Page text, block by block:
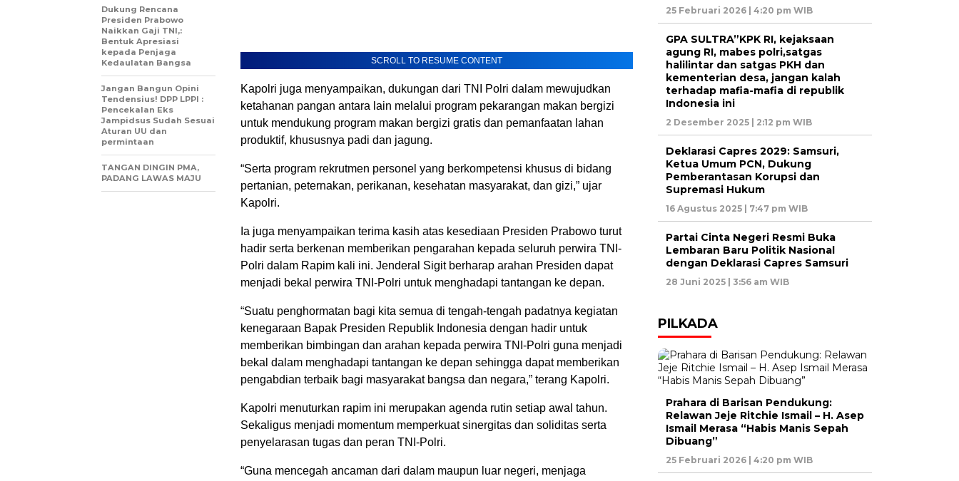
SCROLL TO RESUME CONTENT
Kapolri juga menyampaikan, dukungan dari TNI Polri dalam mewujudkan
ketahanan pangan antara lain melalui program pekarangan makan bergizi
untuk mendukung program makan bergizi gratis dan pemanfaatan lahan
produktif, khususnya padi dan jagung.
“Serta program rekrutmen personel yang berkompetensi khusus di bidang
pertanian, peternakan, perikanan, kesehatan masyarakat, dan gizi,” ujar
Kapolri.
Ia juga menyampaikan terima kasih atas kesediaan Presiden Prabowo turut
hadir serta berkenan memberikan pengarahan kepada seluruh perwira TNI-
Polri dalam Rapim kali ini. Jenderal Sigit berharap arahan Presiden dapat
menjadi bekal perwira TNI-Polri untuk menghadapi tantangan ke depan.
“Suatu penghormatan bagi kita semua di tengah-tengah padatnya kegiatan
kenegaraan Bapak Presiden Republik Indonesia dengan hadir untuk
memberikan bimbingan dan arahan kepada perwira TNI-Polri guna menjadi
bekal dalam menghadapi tantangan ke depan sehingga dapat memberikan
pengabdian terbaik bagi masyarakat bangsa dan negara,” terang Kapolri.
Kapolri menuturkan rapim ini merupakan agenda rutin setiap awal tahun.
Sekaligus menjadi momentum memperkuat sinergitas dan soliditas serta
penyelarasan tugas dan peran TNI-Polri.
“Guna mencegah ancaman dari dalam maupun luar negeri, menjaga
Dukung Rencana
Presiden Prabowo
Naikkan Gaji TNI,:
Bentuk Apresiasi
kepada Penjaga
Kedaulatan Bangsa
Jangan Bangun Opini
Tendensius! DPP LPPI :
Pencekalan Eks
Jampidsus Sudah Sesuai
Aturan UU dan
permintaan
TANGAN DINGIN PMA,
PADANG LAWAS MAJU
25 Februari 2026 | 4:20 pm WIB
GPA SULTRA”KPK RI, kejaksaan
agung RI, mabes polri,satgas
halilintar dan satgas PKH dan
kementerian desa, jangan kalah
terhadap mafia-mafia di republik
Indonesia ini
2 Desember 2025 | 2:12 pm WIB
Deklarasi Capres 2029: Samsuri,
Ketua Umum PCN, Dukung
Pemberantasan Korupsi dan
Supremasi Hukum
16 Agustus 2025 | 7:47 pm WIB
Partai Cinta Negeri Resmi Buka
Lembaran Baru Politik Nasional
dengan Deklarasi Capres Samsuri
28 Juni 2025 | 3:56 am WIB
PILKADA
Prahara di Barisan Pendukung:
Relawan Jeje Ritchie Ismail – H. Asep
Ismail Merasa “Habis Manis Sepah
Dibuang”
25 Februari 2026 | 4:20 pm WIB